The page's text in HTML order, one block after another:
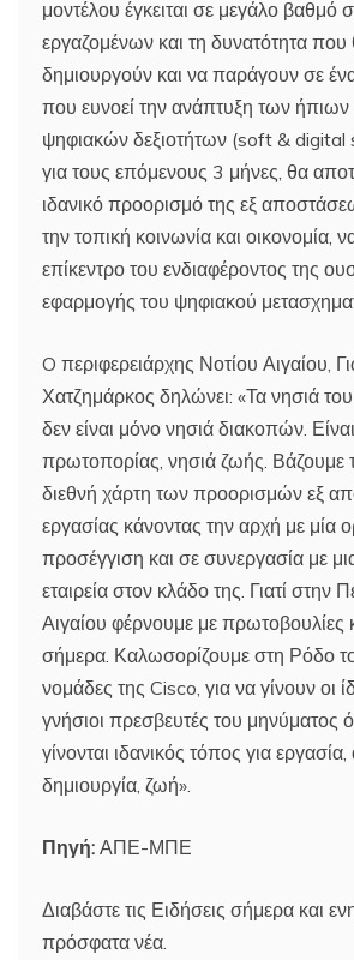
μοντέλου έγκειται σε μεγάλο βαθμό
εργαζομένων και τη δυνατότητα
δημιουργούν και να παράγουν σε
που ευνοεί την ανάπτυξη των ήπιων
ψηφιακών δεξιοτήτων (soft &
για τους επόμενους 3 μήνες, θα
ιδανικό προορισμό της εξ
την τοπική κοινωνία και οικονομία,
επίκεντρο του ενδιαφέροντος της
εφαρμογής του ψηφιακού
O περιφερειάρχης Νοτίου Αιγαίου,
Χατζημάρκος δηλώνει: «Τα νησιά
δεν είναι μόνο νησιά διακοπών.
πρωτοπορίας, νησιά ζωής. Βάζουμε
διεθνή χάρτη των προορισμών εξ
εργασίας κάνοντας την αρχή με μία
προσέγγιση και σε συνεργασία με
εταιρεία στον κλάδο της. Γιατί στην
Αιγαίου φέρνουμε με πρωτοβουλίες
σήμερα. Καλωσορίζουμε στη Ρόδο
νομάδες της Cisco, για να γίνουν οι
γνήσιοι πρεσβευτές του μηνύματος
γίνονται ιδανικός τόπος για
δημιουργία, ζωή».
Πηγή: ΑΠΕ-ΜΠΕ
Διαβάστε τις Ειδήσεις σήμερα και
πρόσφατα νέα.